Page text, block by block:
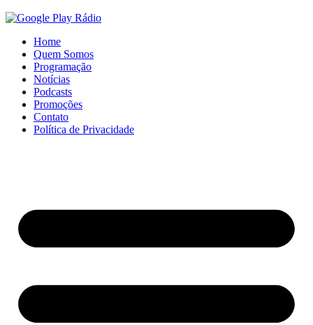
Home
Quem Somos
Programação
Notícias
Podcasts
Promoções
Contato
Política de Privacidade